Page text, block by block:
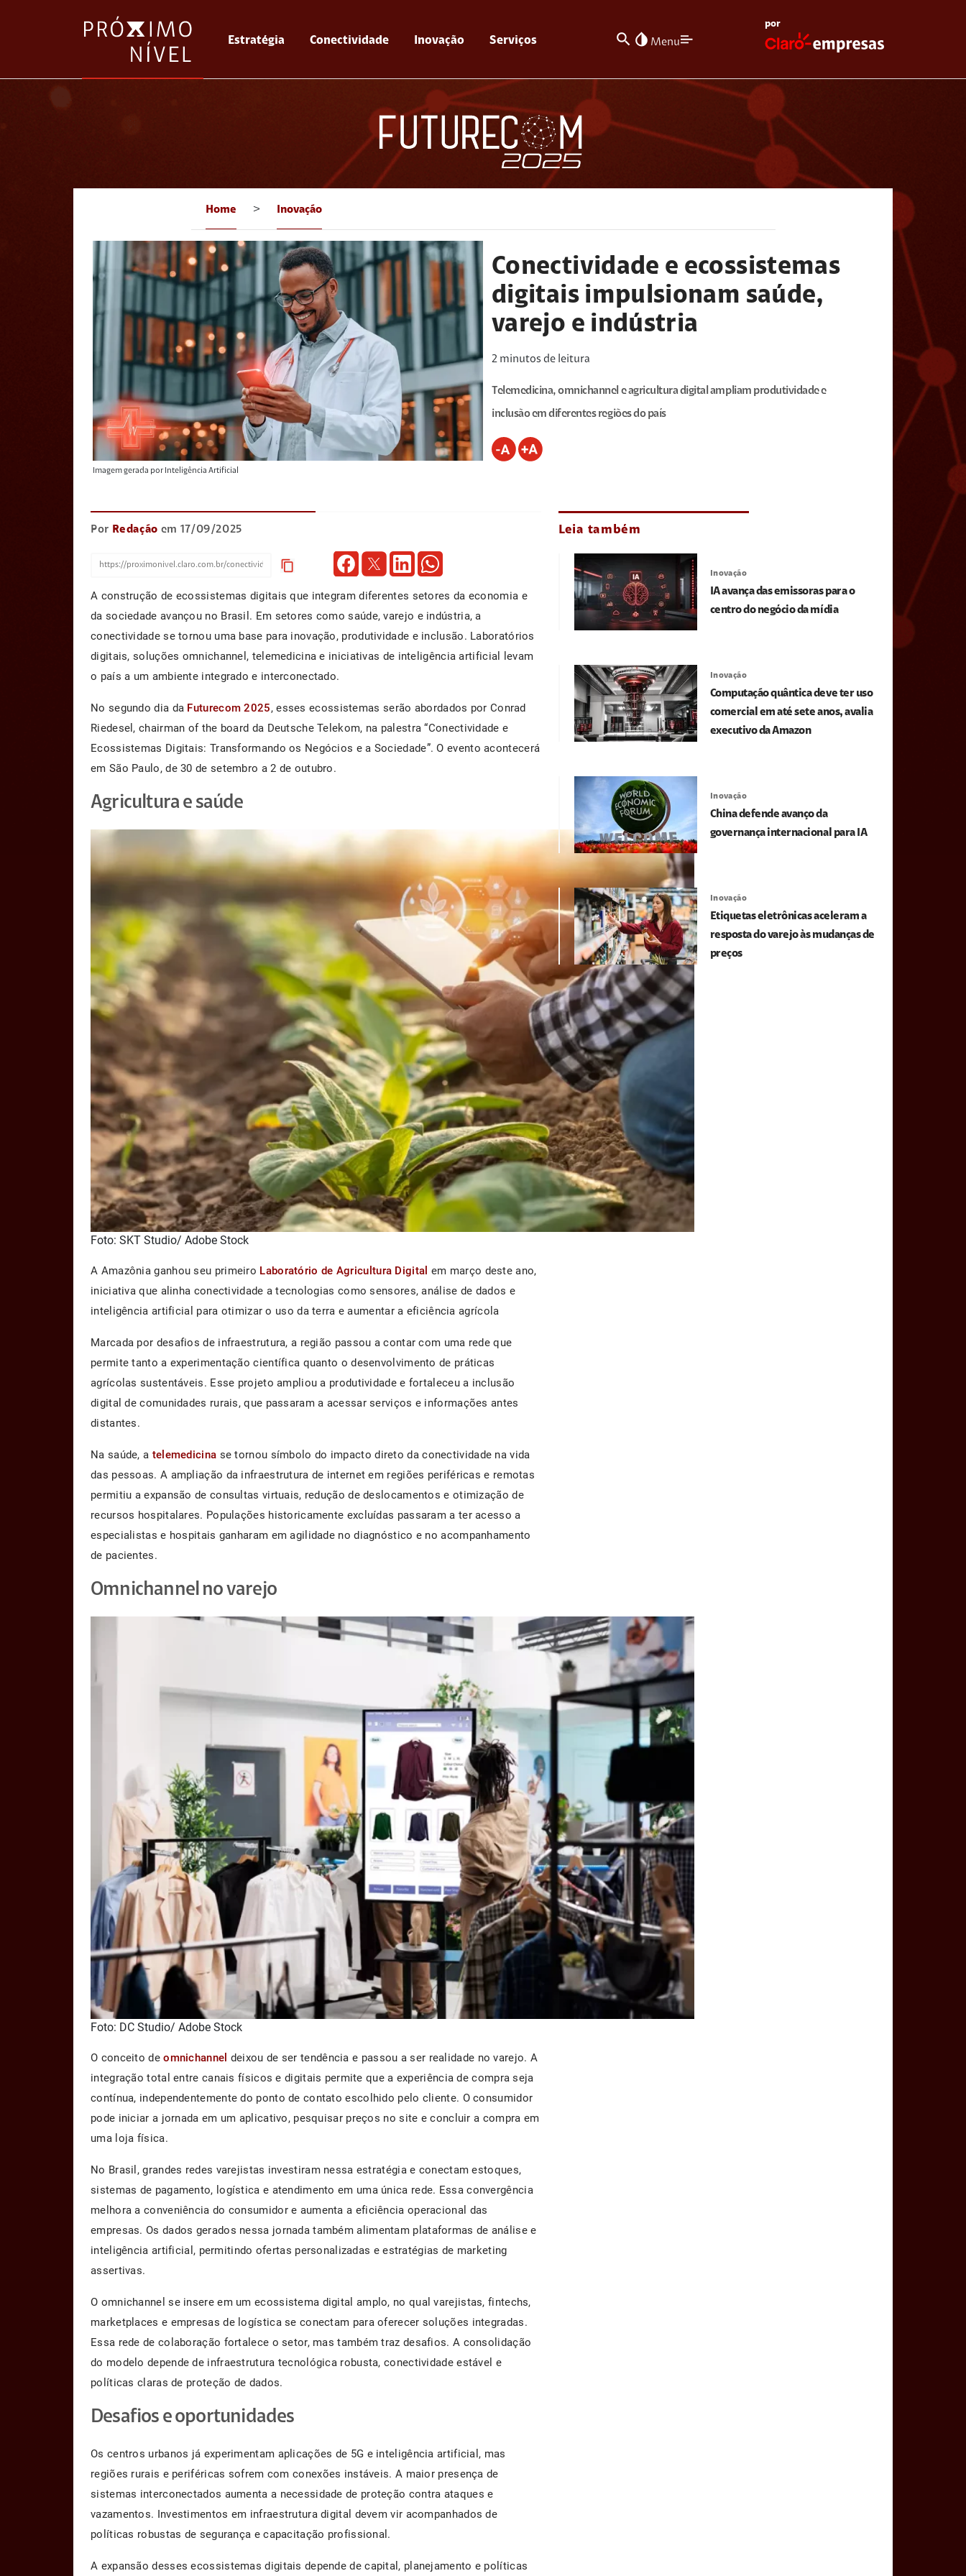
Estratégia Conectividade Inovação Serviços search invert_colors Menu
por
Home > Inovação
Imagem gerada por Inteligência Artificial
Conectividade e ecossistemas
digitais impulsionam saúde,
varejo e indústria
2 minutos de leitura
Telemedicina, omnichannel e agricultura digital ampliam produtividade e
inclusão em diferentes regiões do país
Por Redação em 17/09/2025
content_copy
A construção de ecossistemas digitais que integram diferentes setores da economia e
da sociedade avançou no Brasil. Em setores como saúde, varejo e indústria, a
conectividade se tornou uma base para inovação, produtividade e inclusão. Laboratórios
digitais, soluções omnichannel, telemedicina e iniciativas de inteligência artificial levam
o país a um ambiente integrado e interconectado.
No segundo dia da Futurecom 2025, esses ecossistemas serão abordados por Conrad
Riedesel, chairman of the board da Deutsche Telekom, na palestra “Conectividade e
Ecossistemas Digitais: Transformando os Negócios e a Sociedade”. O evento acontecerá
em São Paulo, de 30 de setembro a 2 de outubro.
Agricultura e saúde
Foto: SKT Studio/ Adobe Stock
A Amazônia ganhou seu primeiro Laboratório de Agricultura Digital em março deste ano,
iniciativa que alinha conectividade a tecnologias como sensores, análise de dados e
inteligência artificial para otimizar o uso da terra e aumentar a eficiência agrícola
Marcada por desafios de infraestrutura, a região passou a contar com uma rede que
permite tanto a experimentação científica quanto o desenvolvimento de práticas
agrícolas sustentáveis. Esse projeto ampliou a produtividade e fortaleceu a inclusão
digital de comunidades rurais, que passaram a acessar serviços e informações antes
distantes.
Na saúde, a telemedicina se tornou símbolo do impacto direto da conectividade na vida
das pessoas. A ampliação da infraestrutura de internet em regiões periféricas e remotas
permitiu a expansão de consultas virtuais, redução de deslocamentos e otimização de
recursos hospitalares. Populações historicamente excluídas passaram a ter acesso a
especialistas e hospitais ganharam em agilidade no diagnóstico e no acompanhamento
de pacientes.
Omnichannel no varejo
Foto: DC Studio/ Adobe Stock
O conceito deomnichannel deixou de ser tendência e passou a ser realidade no varejo. A
integração total entre canais físicos e digitais permite que a experiência de compra seja
contínua, independentemente do ponto de contato escolhido pelo cliente. O consumidor
pode iniciar a jornada em um aplicativo, pesquisar preços no site e concluir a compra em
uma loja física.
No Brasil, grandes redes varejistas investiram nessa estratégia e conectam estoques,
sistemas de pagamento, logística e atendimento em uma única rede. Essa convergência
melhora a conveniência do consumidor e aumenta a eficiência operacional das
empresas. Os dados gerados nessa jornada também alimentam plataformas de análise e
inteligência artificial, permitindo ofertas personalizadas e estratégias de marketing
assertivas.
O omnichannel se insere em um ecossistema digital amplo, no qual varejistas, fintechs,
marketplaces e empresas de logística se conectam para oferecer soluções integradas.
Essa rede de colaboração fortalece o setor, mas também traz desafios. A consolidação
do modelo depende de infraestrutura tecnológica robusta, conectividade estável e
políticas claras de proteção de dados.
Desafios e oportunidades
Os centros urbanos já experimentam aplicações de 5G e inteligência artificial, mas
regiões rurais e periféricas sofrem com conexões instáveis. A maior presença de
sistemas interconectados aumenta a necessidade de proteção contra ataques e
vazamentos. Investimentos em infraestrutura digital devem vir acompanhados de
políticas robustas de segurança e capacitação profissional.
A expansão desses ecossistemas digitais depende de capital, planejamento e políticas
Leia também
Inovação
IA avança das emissoras para o
centro do negócio da mídia
Inovação
Computação quântica deve ter uso
comercial em até sete anos, avalia
executivo da Amazon
Inovação
China defende avanço da
governança internacional para IA
Inovação
Etiquetas eletrônicas aceleram a
resposta do varejo às mudanças de
preços